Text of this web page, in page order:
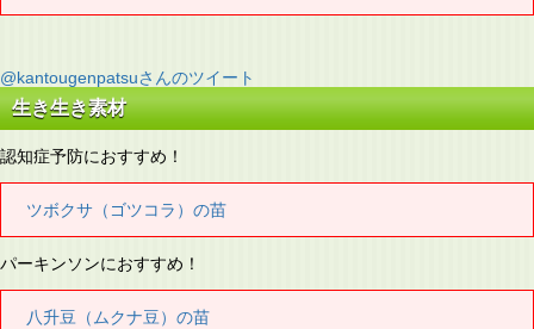
@kantougenpatsuさんのツイート
生き生き素材
認知症予防におすすめ！
ツボクサ（ゴツコラ）の苗
パーキンソンにおすすめ！
八升豆（ムクナ豆）の苗